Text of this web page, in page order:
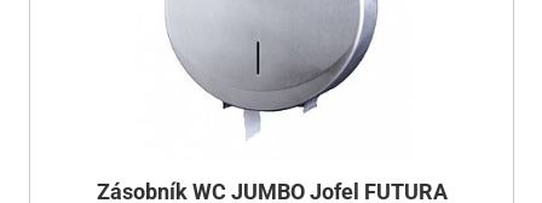
Zásobník WC JUMBO Jofel FUTURA